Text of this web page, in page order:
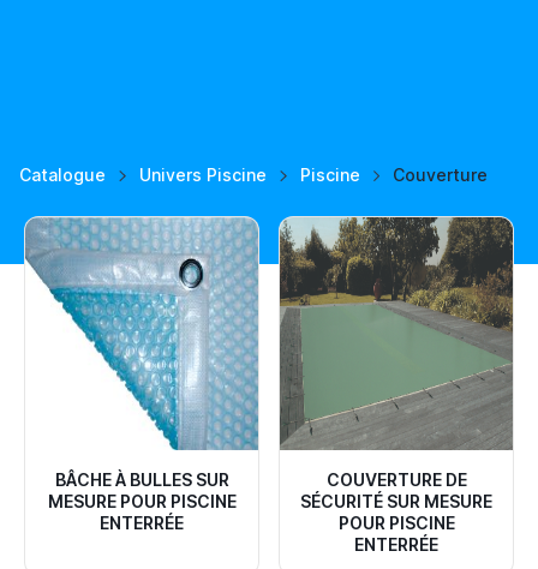
Catalogue Univers Piscine Piscine Couverture
BÂCHE À BULLES SUR
MESURE POUR PISCINE
ENTERRÉE
COUVERTURE DE
SÉCURITÉ SUR MESURE
POUR PISCINE
ENTERRÉE